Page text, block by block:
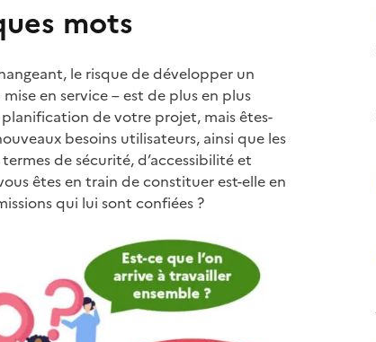
mots
le risque de développer un
en service – est de plus en plus
de votre projet, mais êtes-
besoins utilisateurs, ainsi que les
de sécurité, d’accessibilité et
êtes en train de constituer est-elle en
qui lui sont confiées ?